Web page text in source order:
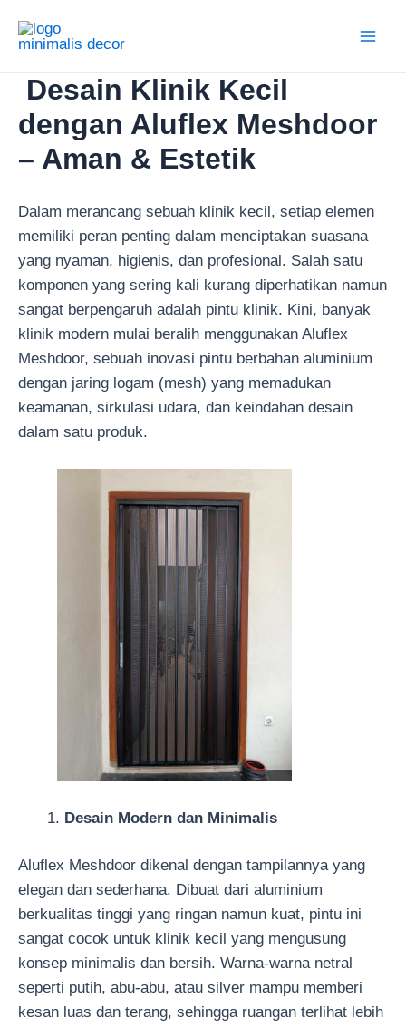
Desain Klinik Kecil
dengan Aluflex Meshdoor
– Aman & Estetik
Dalam merancang sebuah klinik kecil, setiap elemen
memiliki peran penting dalam menciptakan suasana
yang nyaman, higienis, dan profesional. Salah satu
komponen yang sering kali kurang diperhatikan namun
sangat berpengaruh adalah pintu klinik. Kini, banyak
klinik modern mulai beralih menggunakan Aluflex
Meshdoor, sebuah inovasi pintu berbahan aluminium
dengan jaring logam (mesh) yang memadukan
keamanan, sirkulasi udara, dan keindahan desain
dalam satu produk.
Desain Modern dan Minimalis
Aluflex Meshdoor dikenal dengan tampilannya yang
elegan dan sederhana. Dibuat dari aluminium
berkualitas tinggi yang ringan namun kuat, pintu ini
sangat cocok untuk klinik kecil yang mengusung
konsep minimalis dan bersih. Warna-warna netral
seperti putih, abu-abu, atau silver mampu memberi
kesan luas dan terang, sehingga ruangan terlihat lebih